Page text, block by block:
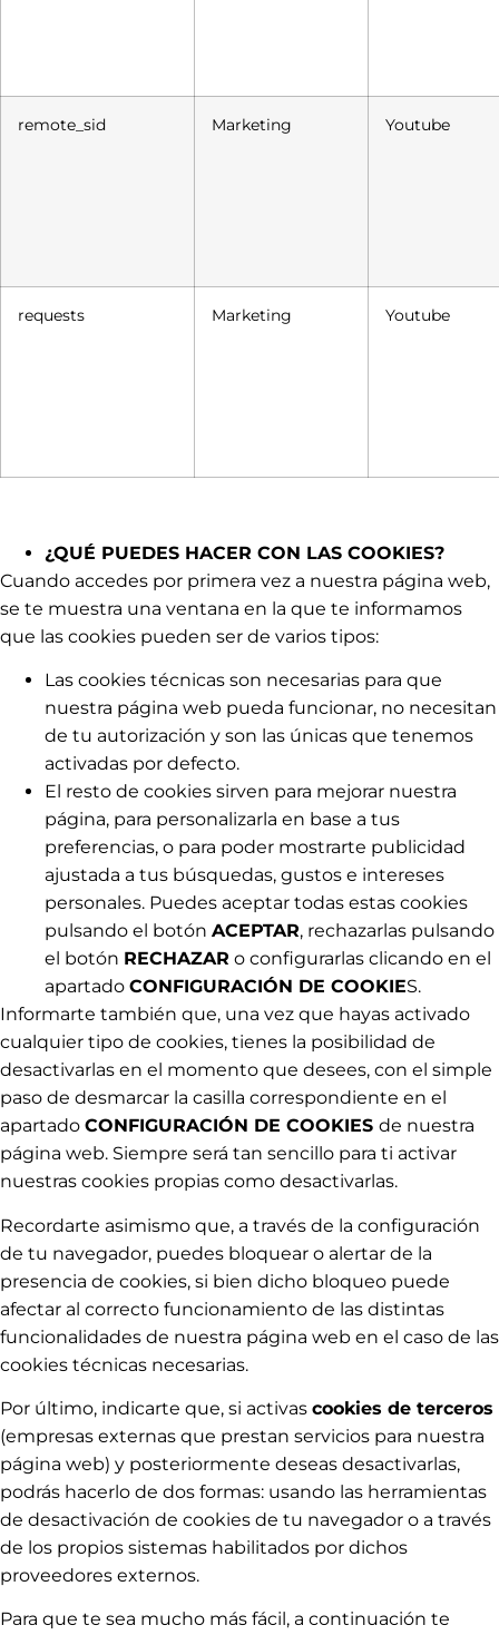
remote_sid Marketing Youtube
requests Marketing Youtube
¿QUÉ PUEDES HACER CON LAS COOKIES?
Cuando accedes por primera vez a nuestra página web,
se te muestra una ventana en la que te informamos
que las cookies pueden ser de varios tipos:
Las cookies técnicas son necesarias para que
nuestra página web pueda funcionar, no necesitan
de tu autorización y son las únicas que tenemos
activadas por defecto.
El resto de cookies sirven para mejorar nuestra
página, para personalizarla en base a tus
preferencias, o para poder mostrarte publicidad
ajustada a tus búsquedas, gustos e intereses
personales. Puedes aceptar todas estas cookies
pulsando el botón ACEPTAR, rechazarlas pulsando
el botón RECHAZAR o configurarlas clicando en el
apartado CONFIGURACIÓN DE COOKIES.
Informarte también que, una vez que hayas activado
cualquier tipo de cookies, tienes la posibilidad de
desactivarlas en el momento que desees, con el simple
paso de desmarcar la casilla correspondiente en el
apartado CONFIGURACIÓN DE COOKIES de nuestra
página web. Siempre será tan sencillo para ti activar
nuestras cookies propias como desactivarlas.
Recordarte asimismo que, a través de la configuración
de tu navegador, puedes bloquear o alertar de la
presencia de cookies, si bien dicho bloqueo puede
afectar al correcto funcionamiento de las distintas
funcionalidades de nuestra página web en el caso de las
cookies técnicas necesarias.
Por último, indicarte que, si activas cookies de terceros
(empresas externas que prestan servicios para nuestra
página web) y posteriormente deseas desactivarlas,
podrás hacerlo de dos formas: usando las herramientas
de desactivación de cookies de tu navegador o a través
de los propios sistemas habilitados por dichos
proveedores externos.
Para que te sea mucho más fácil, a continuación te